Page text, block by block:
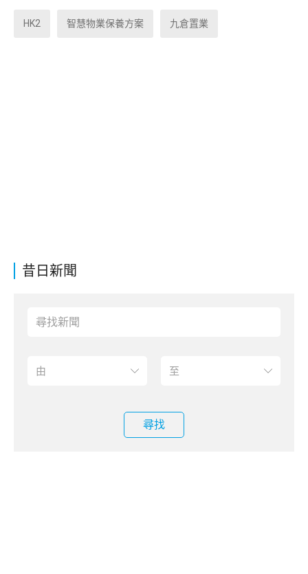
昔日新聞
尋找
HK2 智慧物業保養方案 九倉置業